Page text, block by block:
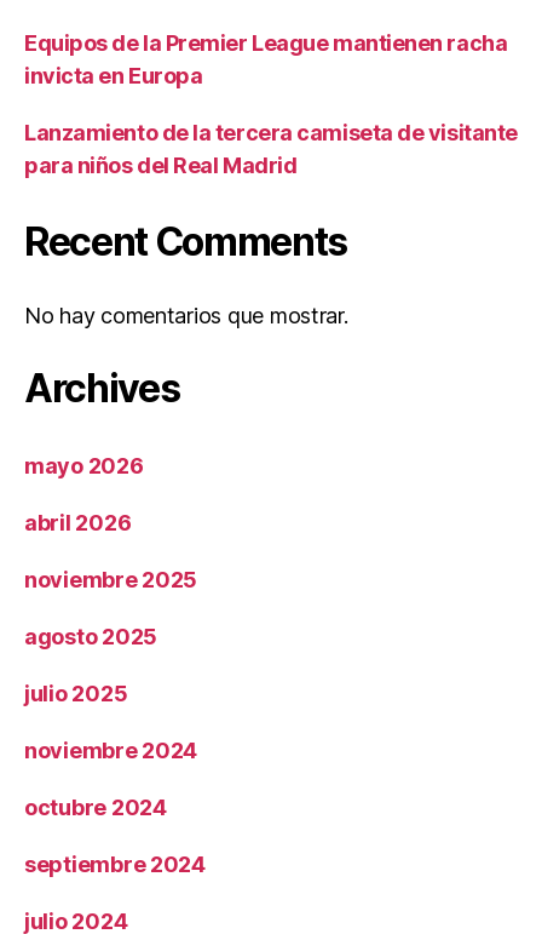
Equipos de la Premier League mantienen racha
invicta en Europa
Lanzamiento de la tercera camiseta de visitante
para niños del Real Madrid
Recent Comments
No hay comentarios que mostrar.
Archives
mayo 2026
abril 2026
noviembre 2025
agosto 2025
julio 2025
noviembre 2024
octubre 2024
septiembre 2024
julio 2024